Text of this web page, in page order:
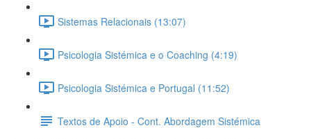
Sistemas Relacionais (13:07)
Psicologia Sistémica e o Coaching (4:19)
Psicologia Sistémica e Portugal (11:52)
Textos de Apoio - Cont. Abordagem Sistémica